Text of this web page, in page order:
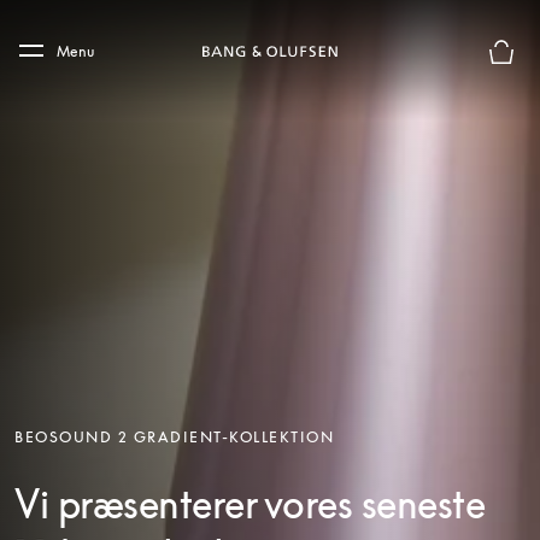
Skip to main footer
Menu
BEOSOUND 2 GRADIENT-KOLLEKTION
Vi præsenterer vores seneste